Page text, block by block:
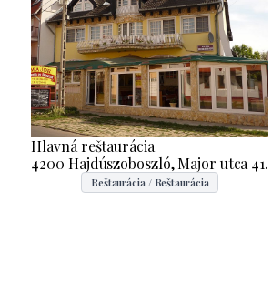
Hlavná reštaurácia
4200 Hajdúszoboszló, Major utca 41.
Reštaurácia / Reštaurácia